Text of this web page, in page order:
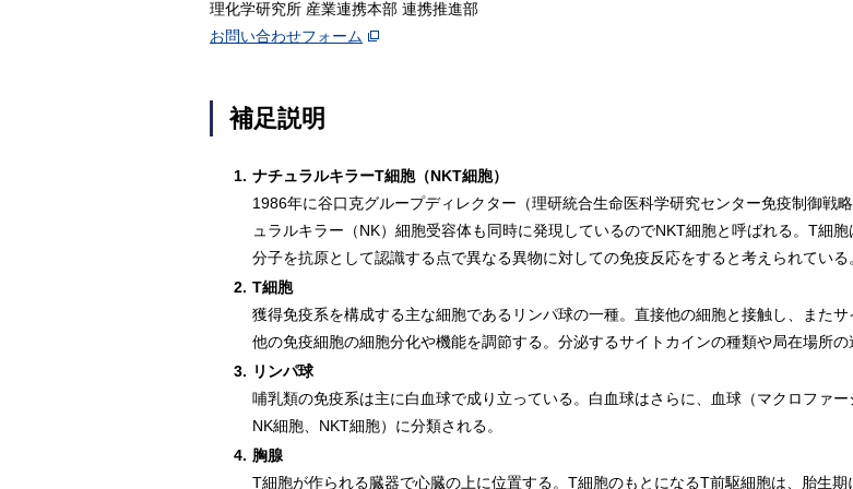
理化学研究所 産業連携本部 連携推進部
お問い合わせフォーム
補足説明
1. ナチュラルキラーT細胞（NKT細胞）
1986年に谷口克グループディレクター（理研統合生命医科学研究センター免疫制御戦
ュラルキラー（NK）細胞受容体も同時に発現しているのでNKT細胞と呼ばれる。T細
分子を抗原として認識する点で異なる異物に対しての免疫反応をすると考えられている
2. T細胞
獲得免疫系を構成する主な細胞であるリンパ球の一種。直接他の細胞と接触し、また
他の免疫細胞の細胞分化や機能を調節する。分泌するサイトカインの種類や局在場所の
3. リンパ球
哺乳類の免疫系は主に白血球で成り立っている。白血球はさらに、血球（マクロファ
NK細胞、NKT細胞）に分類される。
4. 胸腺
T細胞が作られる臓器で心臓の上に位置する。T細胞のもとになるT前駆細胞は、胎生